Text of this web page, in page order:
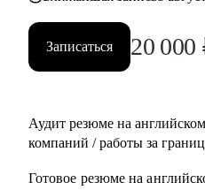
• Хочет найти работу в IT,
Analytics, Strategy & Ops, Go-
Management, Project
• Планирует переехать в
• Думает об иммиграции в
ЕВ1-А
Записаться 20 000
Аудит резюме на
компаний / работы за
Готовое резюме на